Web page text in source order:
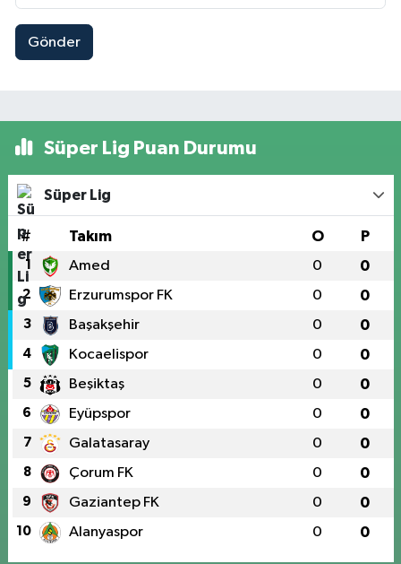
Gönder
Süper Lig Puan Durumu
Süper Lig
# Takım O P
1 Amed 0 0
2 Erzurumspor FK 0 0
3 Başakşehir 0 0
4 Kocaelispor 0 0
5 Beşiktaş 0 0
6 Eyüpspor 0 0
7 Galatasaray 0 0
8 Çorum FK 0 0
9 Gaziantep FK 0 0
10 Alanyaspor 0 0